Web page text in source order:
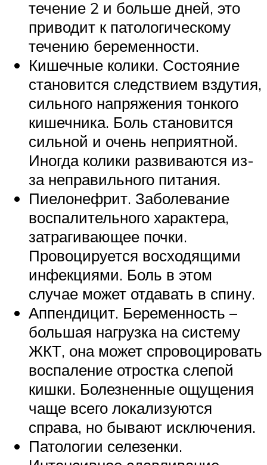
течение 2 и больше дней, это
приводит к патологическому
течению беременности.
Кишечные колики. Состояние
становится следствием вздутия,
сильного напряжения тонкого
кишечника. Боль становится
сильной и очень неприятной.
Иногда колики развиваются из-
за неправильного питания.
Пиелонефрит. Заболевание
воспалительного характера,
затрагивающее почки.
Провоцируется восходящими
инфекциями. Боль в этом
случае может отдавать в спину.
Аппендицит. Беременность –
большая нагрузка на систему
ЖКТ, она может спровоцировать
воспаление отростка слепой
кишки. Болезненные ощущения
чаще всего локализуются
справа, но бывают исключения.
Патологии селезенки.